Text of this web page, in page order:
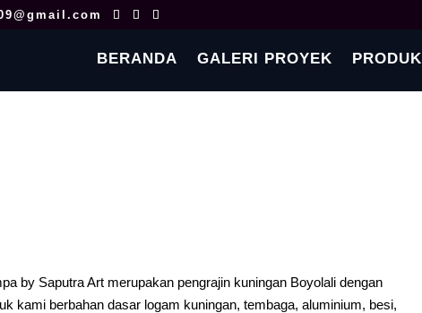
BERANDA GALERI PROYEK PRODUK
by Saputra Art merupakan pengrajin kuningan Boyolali dengan
kami berbahan dasar logam kuningan, tembaga, aluminium, besi,